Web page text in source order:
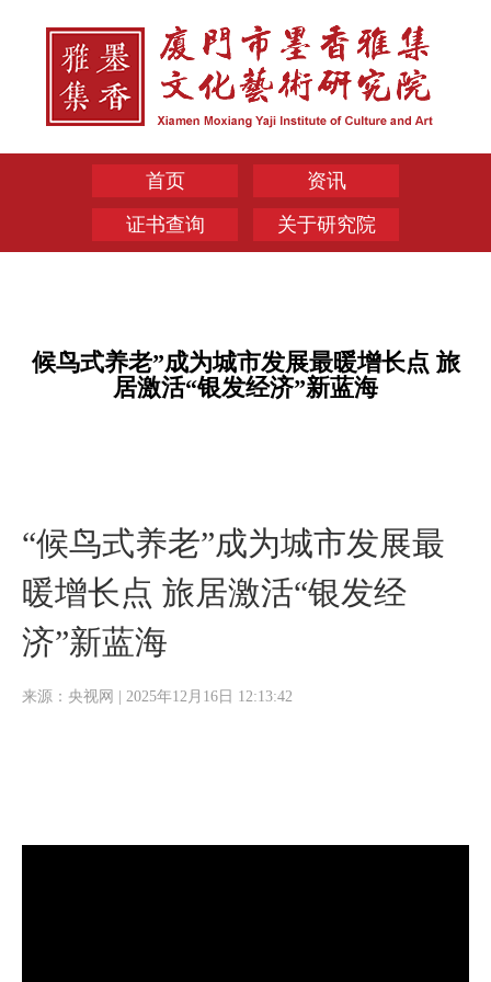
首页
资讯
证书查询
关于研究院
候鸟式养老”成为城市发展最暖增长点 旅
居激活“银发经济”新蓝海
“候鸟式养老”成为城市发展最
暖增长点 旅居激活“银发经
济”新蓝海
来源：央视网 | 2025年12月16日 12:13:42